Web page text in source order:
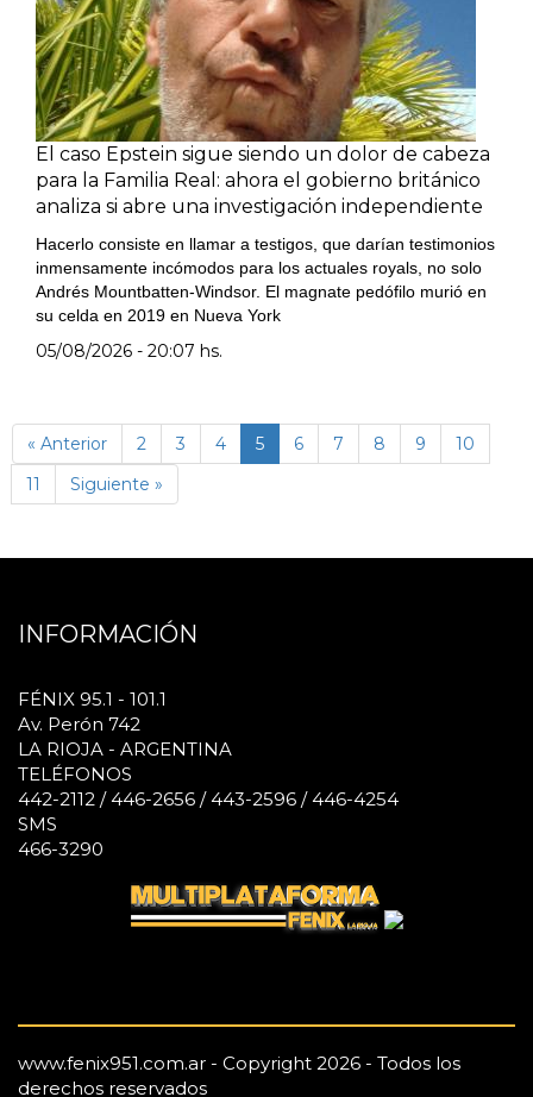
El caso Epstein sigue siendo un dolor de cabeza
para la Familia Real: ahora el gobierno británico
analiza si abre una investigación independiente
Hacerlo consiste en llamar a testigos, que darían testimonios
inmensamente incómodos para los actuales royals, no solo
Andrés Mountbatten-Windsor. El magnate pedófilo murió en
su celda en 2019 en Nueva York
05/08/2026 - 20:07 hs.
« Anterior 2 3 4 5(página
actual)
6 7 8 9
10
11
Siguiente »
INFORMACIÓN
FÉNIX 95.1 - 101.1
Av. Perón 742
LA RIOJA - ARGENTINA
TELÉFONOS
442-2112 / 446-2656 / 443-2596 / 446-4254
SMS
466-3290
www.fenix951.com.ar - Copyright 2026 - Todos los
derechos reservados